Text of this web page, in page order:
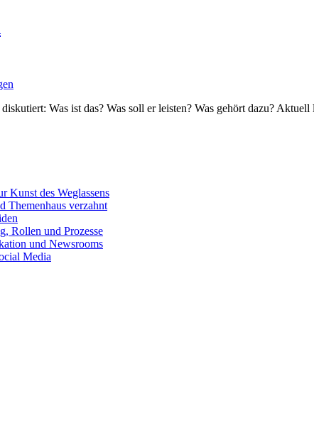
Was ist das? Was soll er leisten? Was gehört dazu?
Kunst des Weglassens
Themenhaus verzahnt
Rollen und Prozesse
und Newsrooms
Media